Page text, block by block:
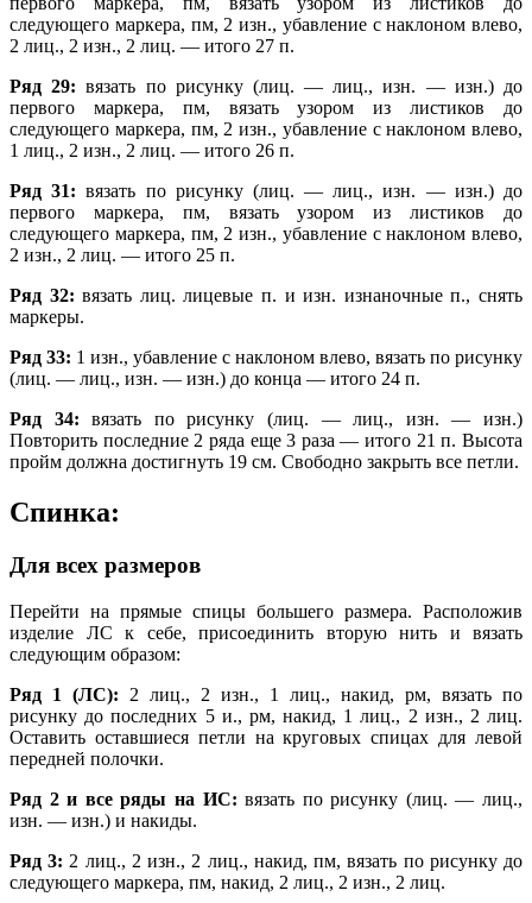
следующего маркера, пм, 2 изн., убавление с наклоном влево,
2 лиц., 2 изн., 2 лиц. — итого 27 п.
Ряд 29: вязать по рисунку (лиц. — лиц., изн. — изн.) до
первого маркера, пм, вязать узором из листиков до
следующего маркера, пм, 2 изн., убавление с наклоном влево,
1 лиц., 2 изн., 2 лиц. — итого 26 п.
Ряд 31: вязать по рисунку (лиц. — лиц., изн. — изн.) до
первого маркера, пм, вязать узором из листиков до
следующего маркера, пм, 2 изн., убавление с наклоном влево,
2 изн., 2 лиц. — итого 25 п.
Ряд 32: вязать лиц. лицевые п. и изн. изнаночные п., снять
маркеры.
Ряд 33: 1 изн., убавление с наклоном влево, вязать по рисунку
(лиц. — лиц., изн. — изн.) до конца — итого 24 п.
Ряд 34: вязать по рисунку (лиц. — лиц., изн. — изн.)
Повторить последние 2 ряда еще 3 раза — итого 21 п. Высота
пройм должна достигнуть 19 см. Свободно закрыть все петли.
Спинка:
Для всех размеров
Перейти на прямые спицы большего размера. Расположив
изделие ЛС к себе, присоединить вторую нить и вязать
следующим образом:
Ряд 1 (ЛС): 2 лиц., 2 изн., 1 лиц., накид, рм, вязать по
рисунку до последних 5 и., рм, накид, 1 лиц., 2 изн., 2 лиц.
Оставить оставшиеся петли на круговых спицах для левой
передней полочки.
Ряд 2 и все ряды на ИС: вязать по рисунку (лиц. — лиц.,
изн. — изн.) и накиды.
Ряд 3: 2 лиц., 2 изн., 2 лиц., накид, пм, вязать по рисунку до
следующего маркера, пм, накид, 2 лиц., 2 изн., 2 лиц.